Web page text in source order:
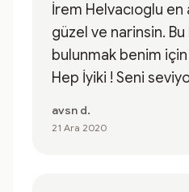
İrem Helvacıoglu
güzel ve narinsin.
bulunmak benim
Hep İyiki ! Seni
avsn d.
21 Ara 2020